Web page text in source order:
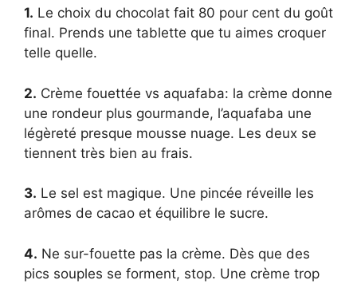
1. Le choix du chocolat fait 80 pour cent du goût
final. Prends une tablette que tu aimes croquer
telle quelle.
2. Crème fouettée vs aquafaba: la crème donne
une rondeur plus gourmande, l’aquafaba une
légèreté presque mousse nuage. Les deux se
tiennent très bien au frais.
3. Le sel est magique. Une pincée réveille les
arômes de cacao et équilibre le sucre.
4. Ne sur-fouette pas la crème. Dès que des
pics souples se forment, stop. Une crème trop